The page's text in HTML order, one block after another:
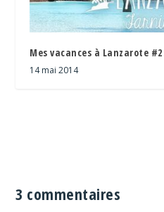
Mes vacances à Lanzarote
14 mai 2014
3 commentaires